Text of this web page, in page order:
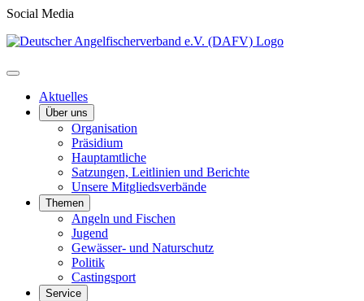
Social Media
Aktuelles
Über uns
Organisation
Präsidium
Hauptamtliche
Satzungen, Leitlinien und Berichte
Unsere Mitgliedsverbände
Themen
Angeln und Fischen
Jugend
Gewässer- und Naturschutz
Politik
Castingsport
Service